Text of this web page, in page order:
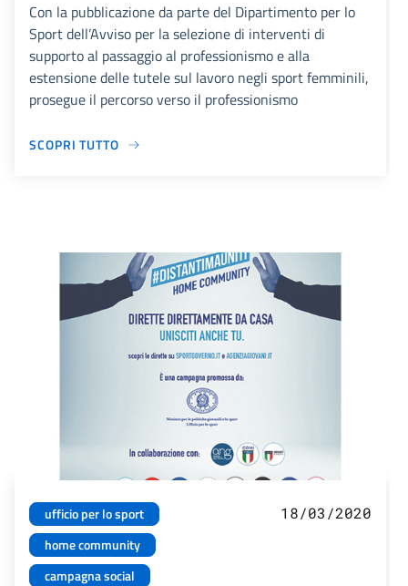
Con la pubblicazione da parte del Dipartimento per lo
Sport dell’Avviso per la selezione di interventi di
supporto al passaggio al professionismo e alla
estensione delle tutele sul lavoro negli sport femminili,
prosegue il percorso verso il professionismo
SCOPRI TUTTO
ufficio per lo sport
home community
campagna social
18/03/2020